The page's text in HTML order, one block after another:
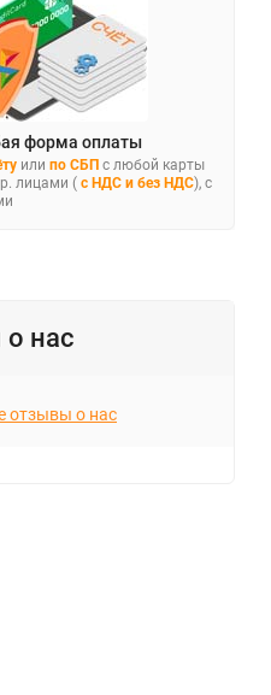
форма оплаты
или по СБП с любой карты
лицами ( с НДС и без НДС), с
нас
отзывы о нас